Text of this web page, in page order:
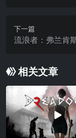
下一篇
流浪者：弗兰肯
相关文章